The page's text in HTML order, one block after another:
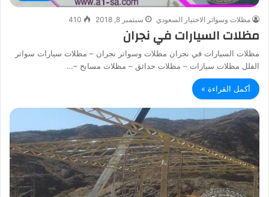
مظلات وسواتر الاختيار السعودي سبتمبر 8, 2018 410
مظلات السيارات في نجران
مظلات السيارات في نجران مظلات وسواتر نجران – مظلات سيارات سواتر
الفلل مظلات سيارات – مظلات حدائق – مظلات مسابح –…
أكمل القراءة »